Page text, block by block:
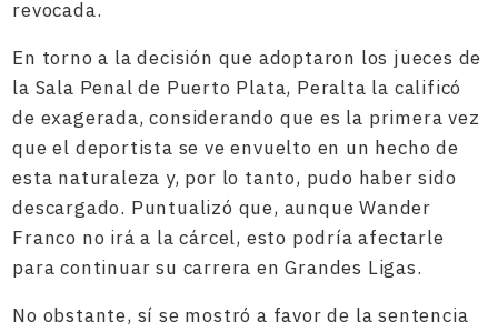
revocada.
En torno a la decisión que adoptaron los jueces de
la Sala Penal de Puerto Plata, Peralta la calificó
de exagerada, considerando que es la primera vez
que el deportista se ve envuelto en un hecho de
esta naturaleza y, por lo tanto, pudo haber sido
descargado. Puntualizó que, aunque Wander
Franco no irá a la cárcel, esto podría afectarle
para continuar su carrera en Grandes Ligas.
No obstante, sí se mostró a favor de la sentencia